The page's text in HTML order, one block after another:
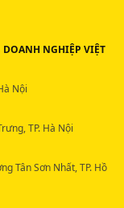
DOANH NGHIỆP VIỆT
Nội
TP. Hà Nội
Tân Sơn Nhất, TP. Hồ